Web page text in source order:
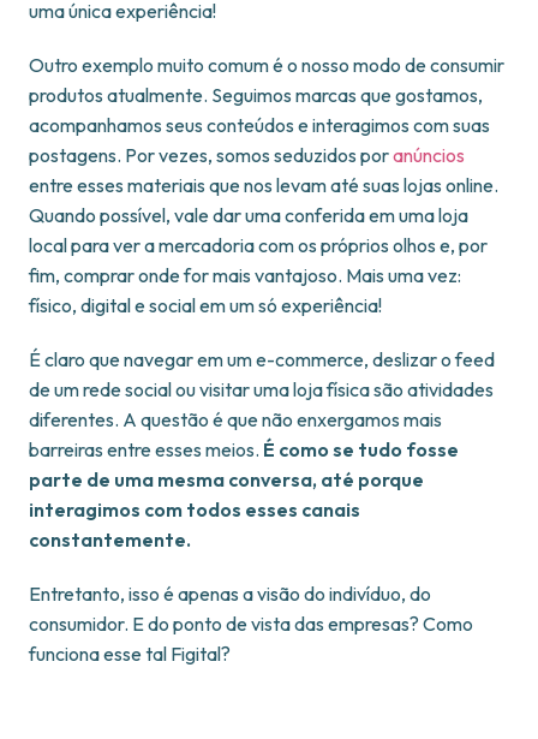
uma única experiência!
Outro exemplo muito comum é o nosso modo de consumir
produtos atualmente. Seguimos marcas que gostamos,
acompanhamos seus conteúdos e interagimos com suas
postagens. Por vezes, somos seduzidos poranúncios
entre esses materiais que nos levam até suas lojas online.
Quando possível, vale dar uma conferida em uma loja
local para ver a mercadoria com os próprios olhos e, por
fim, comprar onde for mais vantajoso. Mais uma vez:
físico, digital e social em um só experiência!
É claro que navegar em um e-commerce, deslizar o feed
de um rede social ou visitar uma loja física são atividades
diferentes. A questão é que não enxergamos mais
barreiras entre esses meios. É como se tudo fosse
parte de uma mesma conversa, até porque
interagimos com todos esses canais
constantemente.
Entretanto, isso é apenas a visão do indivíduo, do
consumidor. E do ponto de vista das empresas? Como
funciona esse tal Figital?